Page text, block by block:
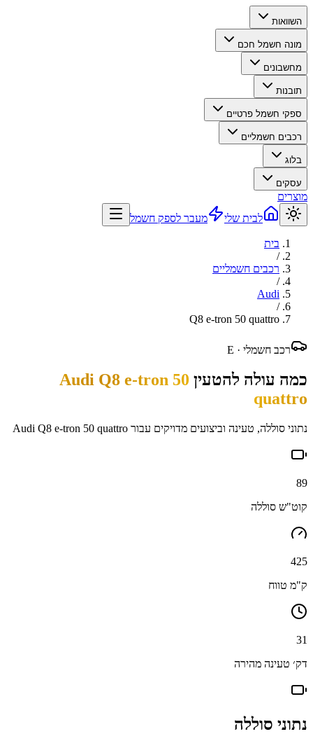
השוואות
מונה חשמל חכם
מחשבונים
תובנות
ספקי חשמל פרטיים
רכבים חשמליים
בלוג
עסקים
מוצרים
לבית שלי
מעבר לספק חשמל
בית
/
רכבים חשמליים
/
Audi
/
Q8 e-tron 50 quattro
רכב חשמלי · E
כמה עולה להטעין Audi Q8 e-tron 50
quattro
נתוני סוללה, טעינה וביצועים מדויקים עבור Audi Q8 e-tron 50 quattro
89
קוט"ש סוללה
425
ק"מ טווח
31
דק׳ טעינה מהירה
נתוני סוללה